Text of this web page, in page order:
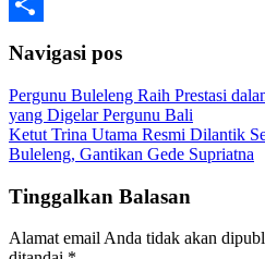
Navigasi pos
Pergunu Buleleng Raih Prestasi
yang Digelar Pergunu Bali
Ketut Trina Utama Resmi Dilantik
Buleleng, Gantikan Gede Supriatna
Tinggalkan Balasan
Alamat email Anda tidak akan